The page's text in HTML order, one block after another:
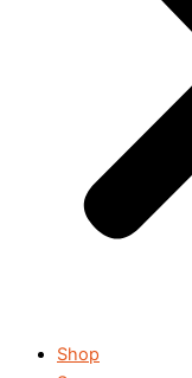
Shop